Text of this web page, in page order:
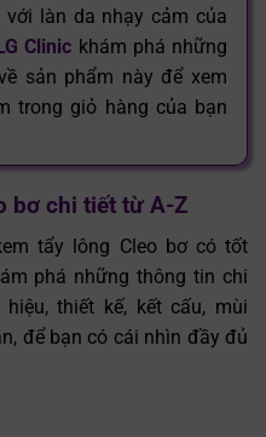
làn da nhạy cảm của
Clinic khám phá những
sản phẩm này để xem
trong giỏ hàng của bạn
bơ chi tiết từ A-Z
tẩy lông Cleo bơ có tốt
phá những thông tin chi
thiết kế, kết cấu, mùi
để bạn có cái nhìn đầy đủ